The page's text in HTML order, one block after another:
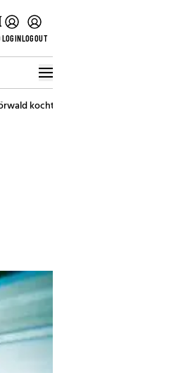
LOGINLOGOUT
kocht